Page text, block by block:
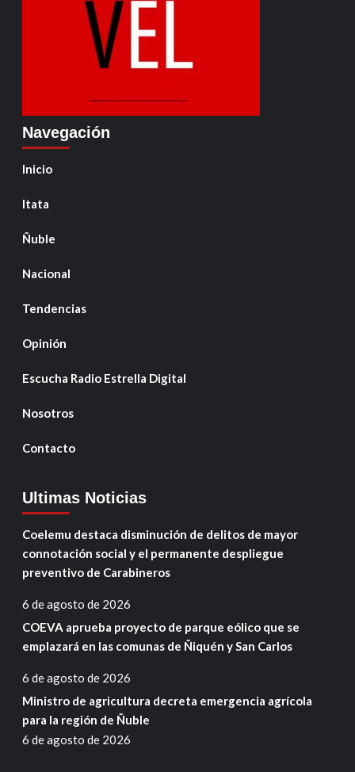
Navegación
Inicio
Itata
Ñuble
Nacional
Tendencias
Opinión
Escucha Radio Estrella Digital
Nosotros
Contacto
Ultimas Noticias
Coelemu destaca disminución de delitos de mayor
connotación social y el permanente despliegue
preventivo de Carabineros
6 de agosto de 2026
COEVA aprueba proyecto de parque eólico que se
emplazará en las comunas de Ñiquén y San Carlos
6 de agosto de 2026
Ministro de agricultura decreta emergencia agrícola
para la región de Ñuble
6 de agosto de 2026